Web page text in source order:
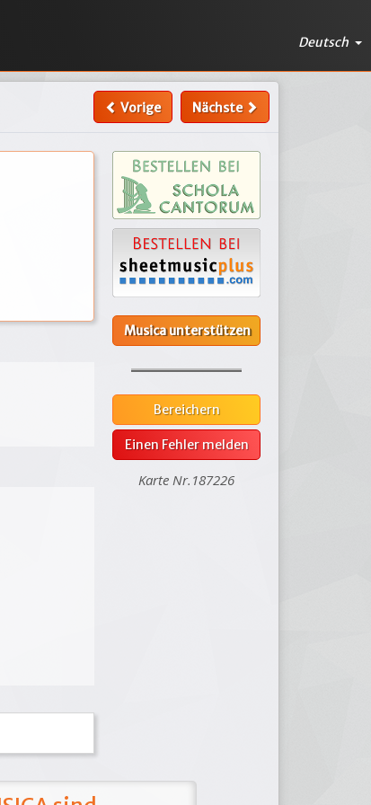
Deutsch
Vorige Nächste
Musica unterstützen
Bereichern
Einen Fehler melden
Karte Nr.187226